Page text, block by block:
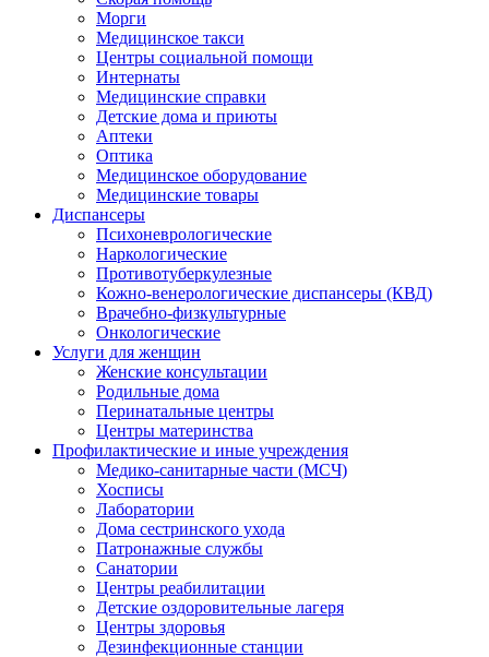
Морги
Медицинское такси
Центры социальной помощи
Интернаты
Медицинские справки
Детские дома и приюты
Аптеки
Оптика
Медицинское оборудование
Медицинские товары
Диспансеры
Психоневрологические
Наркологические
Противотуберкулезные
Кожно-венерологические диспансеры (КВД)
Врачебно-физкультурные
Онкологические
Услуги для женщин
Женские консультации
Родильные дома
Перинатальные центры
Центры материнства
Профилактические и иные учреждения
Медико-санитарные части (МСЧ)
Хосписы
Лаборатории
Дома сестринского ухода
Патронажные службы
Санатории
Центры реабилитации
Детские оздоровительные лагеря
Центры здоровья
Дезинфекционные станции